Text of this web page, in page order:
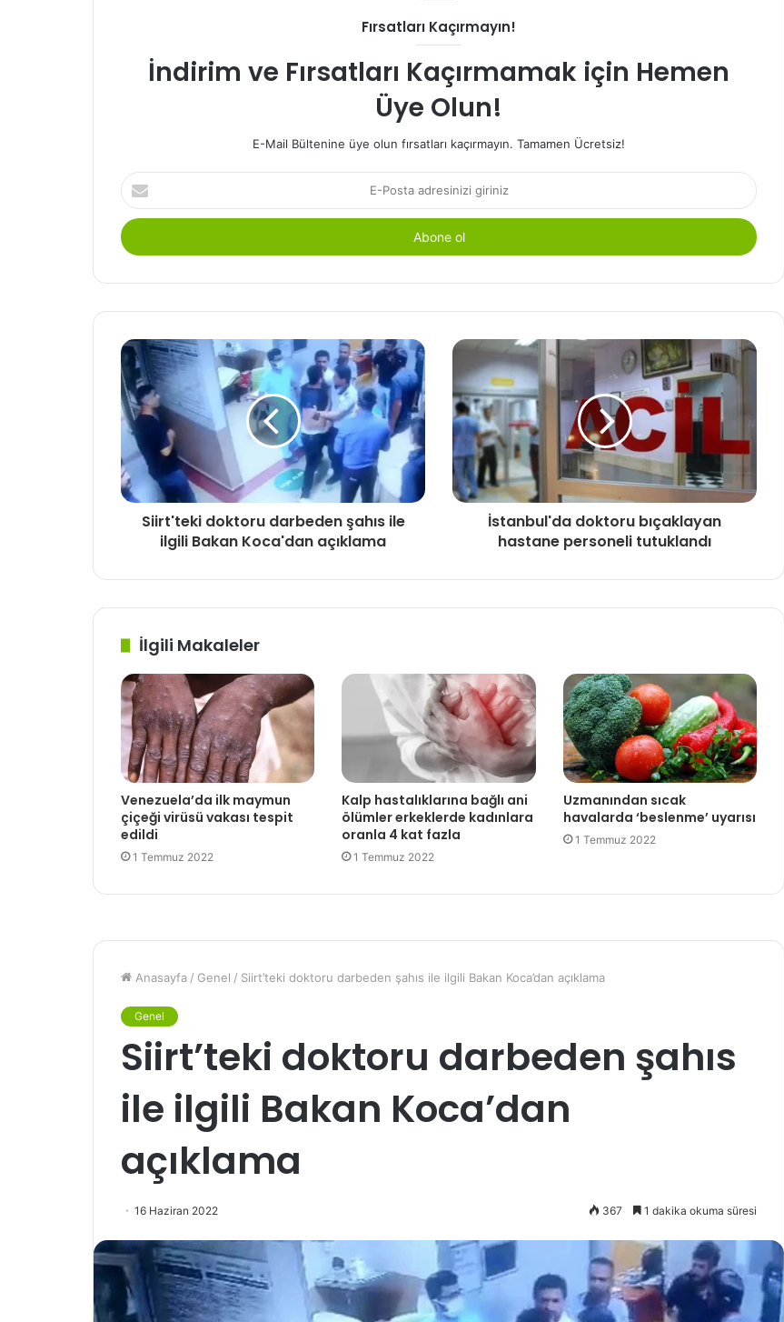
Fırsatları Kaçırmayın!
İndirim ve Fırsatları Kaçırmamak için Hemen
Üye Olun!
E-Mail Bültenine üye olun fırsatları kaçırmayın. Tamamen Ücretsiz!
E-
Posta
adresinizi
giriniz
Siirt'teki doktoru darbeden şahıs ile
ilgili Bakan Koca'dan açıklama
İstanbul'da doktoru bıçaklayan
hastane personeli tutuklandı
İlgili Makaleler
Venezuela’da ilk maymun
çiçeği virüsü vakası tespit
edildi
1 Temmuz 2022
Kalp hastalıklarına bağlı ani
ölümler erkeklerde kadınlara
oranla 4 kat fazla
1 Temmuz 2022
Uzmanından sıcak
havalarda ‘beslenme’ uyarısı
1 Temmuz 2022